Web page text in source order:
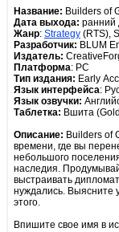
Название: Builders of
Дата выхода: ранний
Жанр: Strategy (RTS),
Разработчик: BLUM
Издатель:
Платформа: PC
Тип издания: Early
Язык интерфейса:
Язык озвучки:
Таблетка: Вшита
Описание: Builders of
времени, где вы
небольшого
наследия.
выстраивать
нуждались. Выясните
этого.
Впишите свое имя в